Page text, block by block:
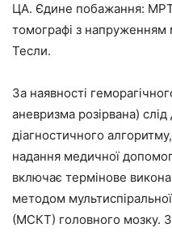
ЦА. Єдине побажання:
томографі з напруженням
Тесли.
За наявності
аневризма розірвана)
діагностичного
надання медичної
включає термінове
методом
(МСКТ) головного мозку.